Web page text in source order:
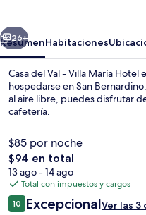
Villa
María
Hotel
Siguiente
26+
ResumenHabitaciones
Casa del Val - Villa María
hospedarse en San
al aire libre, puedes disfrutar
cafetería.
$85 por noche
El
precio
total
es
de
$94 en total
13 ago - 14 ago
Total con impuestos y cargos
Opiniones
1010 de 10,
ExcepcionalVer las